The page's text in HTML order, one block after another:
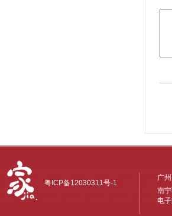
粤ICP备12030311号-1
广
南
电子